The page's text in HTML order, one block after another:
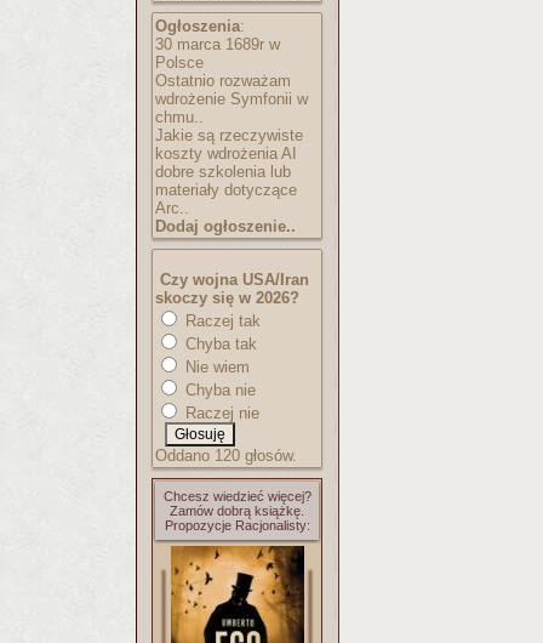
Ogłoszenia:
30 marca 1689r w
Polsce
Ostatnio rozważam
wdrożenie Symfonii w
chmu..
Jakie są rzeczywiste
koszty wdrożenia AI
dobre szkolenia lub
materiały dotyczące
Arc..
Dodaj ogłoszenie..
Czy wojna USA/Iran
skoczy się w 2026?
Raczej tak
Chyba tak
Nie wiem
Chyba nie
Raczej nie
Oddano 120 głosów.
Chcesz wiedzieć więcej?
Zamów dobrą książkę.
Propozycje Racjonalisty: